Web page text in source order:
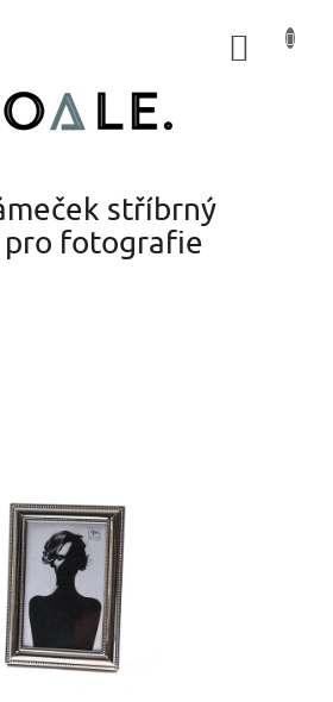
stříbrný
pro fotografie